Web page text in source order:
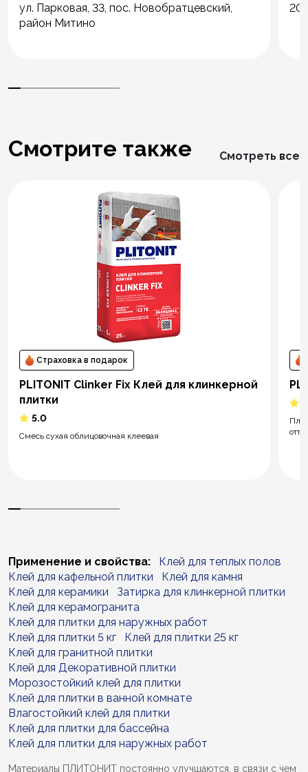
ул. Парковая, 33, пос. Новобратцевский,
район Митино
Смотрите также Смотреть все
Страховка в подарок
PLITONIT Clinker Fix Клей для клинкерной
плитки
5.0
Смесь сухая облицовочная клеевая
Применение и свойства:
Клей для теплых полов
Клей для кафельной плитки
Клей для камня
Клей для керамики
Затирка для клинкерной плитки
Клей для керамогранита
Клей для плитки для наружных работ
Клей для плитки 5 кг
Клей для плитки 25 кг
Клей для гранитной плитки
Клей для Декоративной плитки
Морозостойкий клей для плитки
Клей для плитки в ванной комнате
Влагостойкий клей для плитки
Клей для плитки для бассейна
Клей для плитки для наружных работ
Материалы ПЛИТОНИТ постоянно улучшаются, в связи с чем